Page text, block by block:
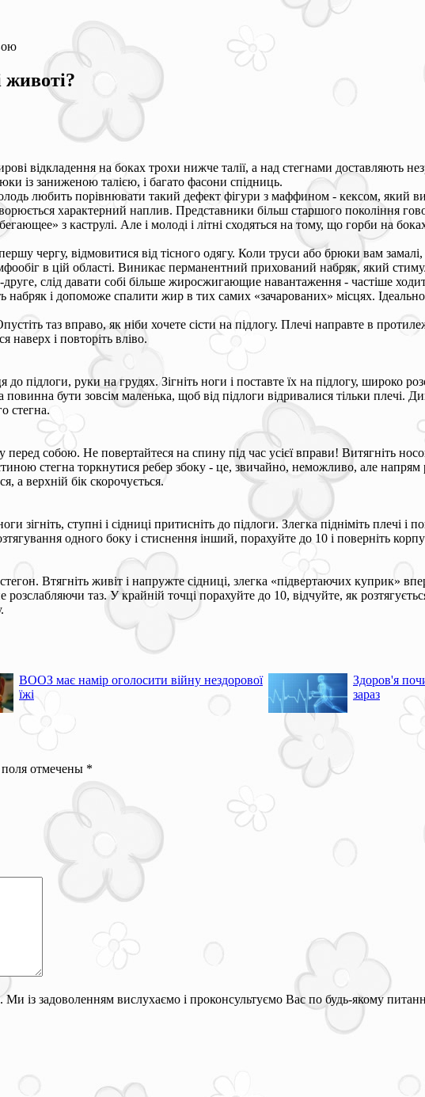
відкладення на боках трохи нижче талії, а над стегнами доставляють
із заниженою талією, і багато фасони спідниць.
любить порівнювати такий дефект фігури з маффином - кексом, який
характерний наплив. Представники більш старшого покоління
з каструлі. Але і молоді і літні сходяться на тому, що горби на
чергу, відмовитися від тісного одягу. Коли труси або брюки вам
в цій області. Виникає перманентний прихований набряк, який
друге, слід давати собі більше жиросжигающие навантаження - частіше
набряк і допоможе спалити жир в тих самих «зачарованих» місцях.
таз вправо, як ніби хочете сісти на підлогу. Плечі направте в
наверх і повторіть вліво.
підлоги, руки на грудях. Зігніть ноги і поставте їх на підлогу, широко
бути зовсім маленька, щоб від підлоги відривалися тільки плечі.
стегна.
перед собою. Не повертайтеся на спину під час усієї вправи! Витягніть
стегна торкнутися ребер збоку - це, звичайно, неможливо, але
а верхній бік скорочується.
зігніть, ступні і сідниці притисніть до підлоги. Злегка підніміть плечі і
одного боку і стиснення інший, порахуйте до 10 і поверніть
Втягніть живіт і напружте сідниці, злегка «підвертаючих куприк»
таз. У крайній точці порахуйте до 10, відчуйте, як
ВООЗ має намір оголосити війну нездорової
їжі
Здоров'я
зараз
отмечены *
із задоволенням вислухаємо і проконсультуємо Вас по будь-якому